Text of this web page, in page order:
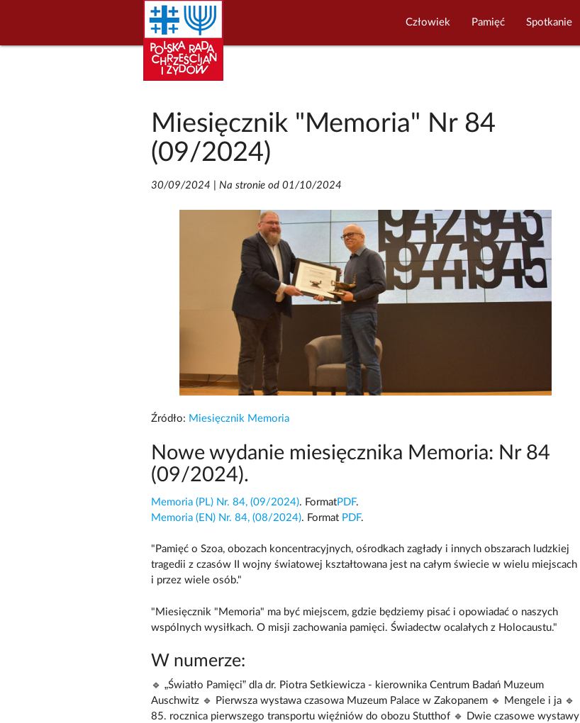
Człowiek Pamięć Spotkanie
Miesięcznik "Memoria" Nr 84
(09/2024)
30/09/2024 Na stronie od 01/10/2024
Źródło: Miesięcznik Memoria
Nowe wydanie miesięcznika Memoria: Nr 84
(09/2024).
Memoria (PL) Nr. 84, (09/2024). FormatPDF.
Memoria (EN) Nr. 84, (08/2024). Format PDF.
"Pamięć o Szoa, obozach koncentracyjnych, ośrodkach zagłady i innych obszarach ludzkiej
tragedii z czasów II wojny światowej kształtowana jest na całym świecie w wielu miejscach
i przez wiele osób."
"Miesięcznik "Memoria" ma być miejscem, gdzie będziemy pisać i opowiadać o naszych
wspólnych wysiłkach. O misji zachowania pamięci. Świadectw ocalałych z Holocaustu."
W numerze:
🔹 „Światło Pamięci” dla dr. Piotra Setkiewicza - kierownika Centrum Badań Muzeum
Auschwitz 🔹 Pierwsza wystawa czasowa Muzeum Palace w Zakopanem 🔹 Mengele i ja 🔹
85. rocznica pierwszego transportu więźniów do obozu Stutthof 🔹 Dwie czasowe wystawy